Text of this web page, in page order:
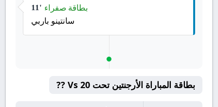
11' بطاقة صفراء
سانتينو باربي
بطاقة المباراة الأرجنتين تحت 20 Vs ??